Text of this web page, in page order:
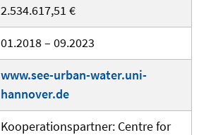
2.534.617,51 €
01.2018 – 09.2023
www.see-urban-water.uni-
hannover.de
Kooperationspartner: Centre for